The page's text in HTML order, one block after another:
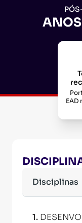
EAD
Disciplinas
1.